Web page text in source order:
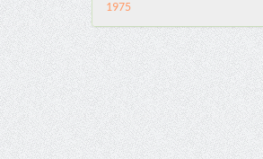
1975